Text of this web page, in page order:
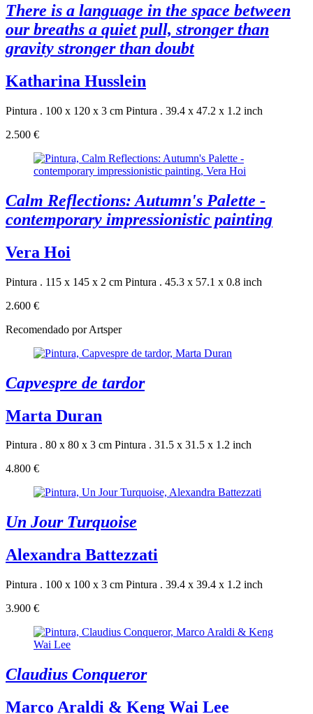
There is a language in the space between
our breaths a quiet pull, stronger than
gravity stronger than doubt
Katharina Husslein
Pintura . 100 x 120 x 3 cm Pintura . 39.4 x 47.2 x 1.2 inch
2.500 €
Calm Reflections: Autumn's Palette -
contemporary impressionistic painting
Vera Hoi
Pintura . 115 x 145 x 2 cm Pintura . 45.3 x 57.1 x 0.8 inch
2.600 €
Recomendado por Artsper
Capvespre de tardor
Marta Duran
Pintura . 80 x 80 x 3 cm Pintura . 31.5 x 31.5 x 1.2 inch
4.800 €
Un Jour Turquoise
Alexandra Battezzati
Pintura . 100 x 100 x 3 cm Pintura . 39.4 x 39.4 x 1.2 inch
3.900 €
Claudius Conqueror
Marco Araldi & Keng Wai Lee